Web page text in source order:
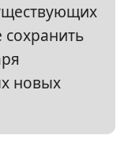
сохранить
новых